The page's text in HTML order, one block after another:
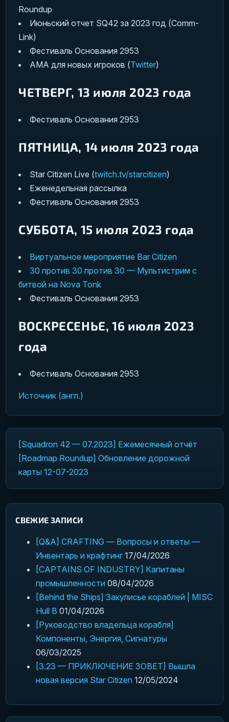
Roundup
Июньский отчет SQ42 за 2023 год (Comm-
Link)
Фестиваль Основания 2953
AMA для новых игроков (Twitter)
ЧЕТВЕРГ, 13 июля 2023 года
Фестиваль Основания 2953
ПЯТНИЦА, 14 июля 2023 года
Star Citizen Live (twitch.tv/starcitizen)
Еженедельная рассылка
Фестиваль Основания 2953
СУББОТА, 15 июля 2023 года
Виртуальное мероприятие Bar Citizen
30 против 30 против 30 — Мультистрим с
битвой на Nova Tonk
Фестиваль Основания 2953
ВОСКРЕСЕНЬЕ, 16 июля 2023
года
Фестиваль Основания 2953
Источник (англ.)
Навигация по записям
[Squadron 42 — 07.2023] Ежемесячный отчёт
[Roadmap Roundup] Обновление дорожной
карты 12-07-2023
СВЕЖИЕ ЗАПИСИ
[Q&A] CRAFTING — Вопросы и ответы —
Инвентарь и крафтинг 17/04/2026
[CAPTAINS OF INDUSTRY] Капитаны
промышленности 08/04/2026
[Behind the Ships] Закулисье кораблей | MISC
Hull B 01/04/2026
[Руководство владельца корабля]
Компоненты, Энергия, Сигнатуры
06/03/2025
[3.23 — ПРИКЛЮЧЕНИЕ ЗОВЕТ] Вышла
новая версия Star Citizen 12/05/2024